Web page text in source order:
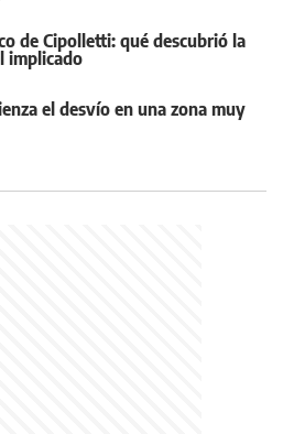
de Cipolletti: qué descubrió la
implicado
el desvío en una zona muy